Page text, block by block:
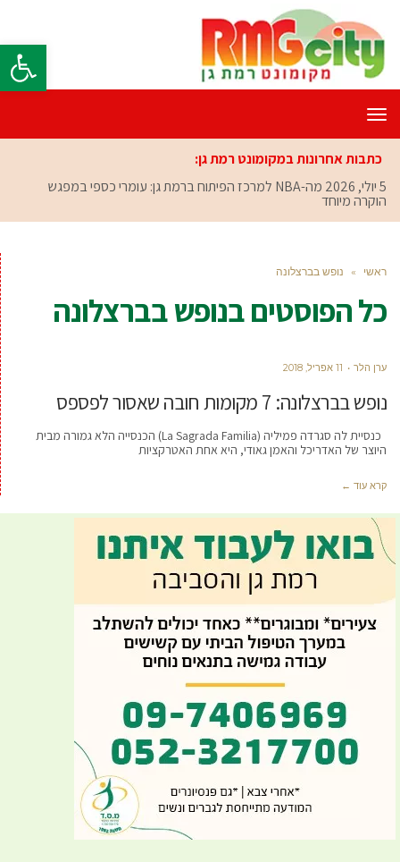
פתח
תפריט
כתבות אחרונות במקומונט רמת גן:
5 יולי, 2026
מה-NBA למרכז הפיתוח ברמת גן: עומרי כספי במפגש
הוקרה מיוחד
ראשי » נופש בברצלונה
כל הפוסטים בנופש בברצלונה
ערן הלר 11 אפריל, 2018
נופש בברצלונה: 7 מקומות חובה שאסור לפספס
כנסיית לה סגרדה פמיליה (La Sagrada Familia) הכנסייה הלא גמורה מבית
היוצר של האדריכל והאמן גאודי, היא אחת האטרקציות
קרא עוד ←